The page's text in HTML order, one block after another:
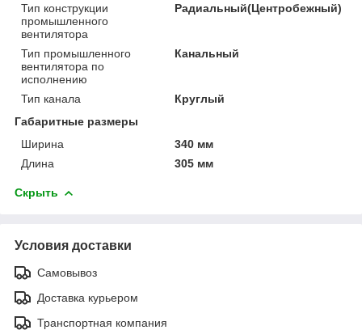
Тип конструкции
промышленного
вентилятора
Радиальный(Центробежный)
Тип промышленного
вентилятора по
исполнению
Канальный
Тип канала
Круглый
Габаритные размеры
Ширина
340 мм
Длина
305 мм
Скрыть
Условия доставки
Самовывоз
Доставка курьером
Транспортная компания